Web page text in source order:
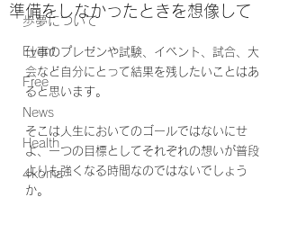
歩夢について
Event
Free
News
Health
4koma
準備をしなかったときを想像して
仕事のプレゼンや試験、イベント、試合、大
会など自分にとって結果を残したいことはあ
ると思います。
そこは人生においてのゴールではないにせ
よ、一つの目標としてそれぞれの想いが普段
よりも強くなる時間なのではないでしょう
か。